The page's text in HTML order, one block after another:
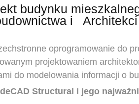
budynku
i Architekci
oprogramowanie do
projektowaniem
do modelowania informacji o
Structural i jego